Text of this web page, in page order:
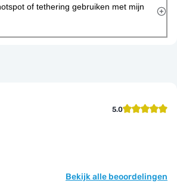
of tethering gebruiken met mijn
5.0
Bekijk alle beoordelingen